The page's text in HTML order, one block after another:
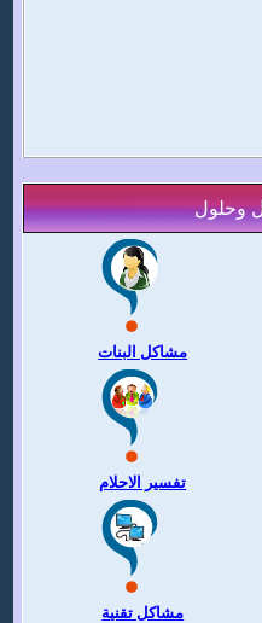
وحلول
مشاكل البنات
تفسير الاحلام
مشاكل تقنية